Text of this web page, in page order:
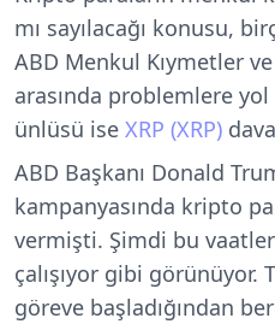
mı sayılacağı konusu,
ABD Menkul Kıymetler
arasında problemlere yol
ünlüsü ise XRP (XRP)
ABD Başkanı Donald
kampanyasında kripto
vermişti. Şimdi bu
çalışıyor gibi görünüyor.
göreve başladığından